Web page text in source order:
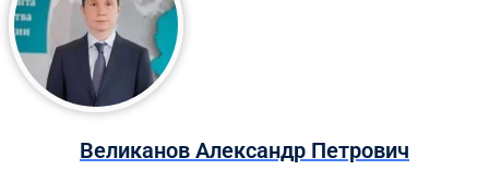
Великанов Александр Петрович